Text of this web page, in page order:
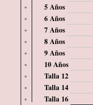
5 Años
6 Años
7 Años
8 Años
9 Años
10 Años
Talla 12
Talla 14
Talla 16